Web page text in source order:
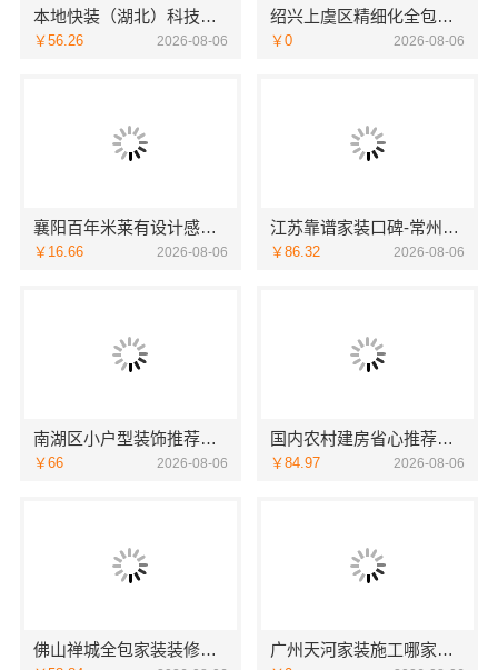
本地快装（湖北）科技有限公司青山快装房子装修两房一厅
￥56.26 2026-08-06
绍兴上虞区精细化全包质量有保障-绍兴卓鑫装饰材料有限公司
￥0 2026-08-06
襄阳百年米莱有设计感设计装修实景案例鉴赏
￥16.66 2026-08-06
江苏靠谱家装口碑-常州宜居佳装饰工程公司服务有保障
￥86.32 2026-08-06
南湖区小户型装饰推荐嘉兴锦居装饰材料有限公司
￥66 2026-08-06
国内农村建房省心推荐中蓝建投北京建设有限公司四川
￥84.97 2026-08-06
佛山禅城全包家装装修雅居美家省心之选 广州天河家装施工哪家专业新房精匠饰家全屋整装